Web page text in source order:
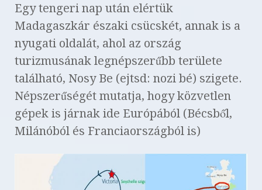
Egy tengeri nap után elértük
Madagaszkár északi csücskét, annak is a
nyugati oldalát, ahol az ország
turizmusának legnépszerűbb területe
található, Nosy Be (ejtsd: nozi bé) szigete.
Népszerűségét mutatja, hogy közvetlen
gépek is járnak ide Európából (Bécsből,
Milánóból és Franciaországból is)